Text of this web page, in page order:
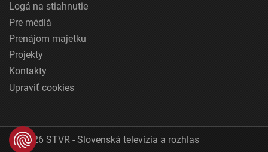
Logá na stiahnutie
Pre médiá
Prenájom majetku
Projekty
Kontakty
Upraviť cookies
© 2026 STVR - Slovenská televízia a rozhlas